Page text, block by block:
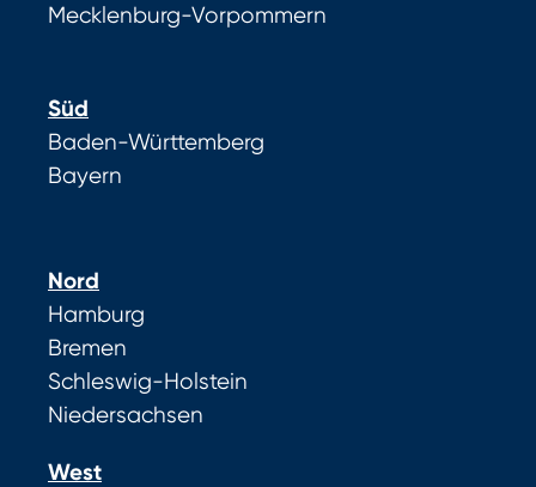
Mecklenburg-Vorpommern
Süd
Baden-Württemberg
Bayern
Nord
Hamburg
Bremen
Schleswig-Holstein
Niedersachsen
West